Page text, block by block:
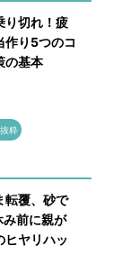
り切れ！疲
作り5つのコ
の基本
粋
転覆、砂で
み前に親が
ヒヤリハッ